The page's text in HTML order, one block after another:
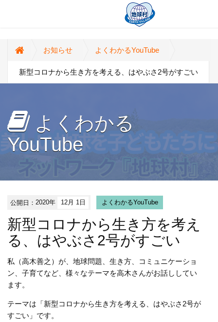
お知らせ よくわかるYouTube
新型コロナから生き方を考える、はやぶさ2号がすごい
よくわかる
YouTube
公開日：2020年 12月 1日 よくわかるYouTube
新型コロナから生き方を考え
る、はやぶさ2号がすごい
私（高木善之）が、地球問題、生き方、コミュニケーショ
ン、子育てなど、様々なテーマを高木さんがお話ししてい
ます。
テーマは「新型コロナから生き方を考える、はやぶさ2号が
すごい」です。